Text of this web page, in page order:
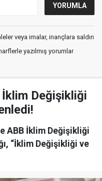
veya imalar, inançlara saldırı
yazılmış yorumlar
Değişikliği
ABB İklim Değişikliği
“İklim Değişikliği ve